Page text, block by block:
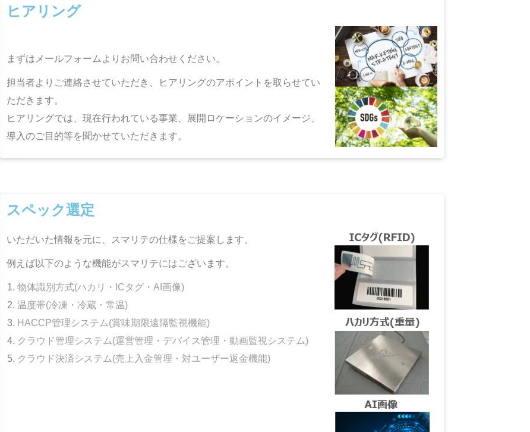
ヒアリング
まずはメールフォームよりお問い合わせください。
担当者よりご連絡させていただき、ヒアリングのアポイントを取らせてい
ただきます。
ヒアリングでは、現在行われている事業、展開ロケーションのイメージ、
導入のご目的等を聞かせていただきます。
スペック選定
いただいた情報を元に、スマリテの仕様をご提案します。
例えば以下のような機能がスマリテにはございます。
物体識別方式(ハカリ・ICタグ・AI画像)
温度帯(冷凍・冷蔵・常温)
HACCP管理システム(賞味期限遠隔監視機能)
クラウド管理システム(運営管理・デバイス管理・動画監視システム)
クラウド決済システム(売上入金管理・対ユーザー返金機能)